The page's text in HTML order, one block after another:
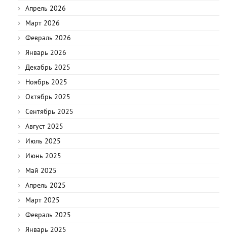
Апрель 2026
Март 2026
Февраль 2026
Январь 2026
Декабрь 2025
Ноябрь 2025
Октябрь 2025
Сентябрь 2025
Август 2025
Июль 2025
Июнь 2025
Май 2025
Апрель 2025
Март 2025
Февраль 2025
Январь 2025